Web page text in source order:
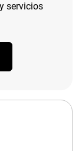
servicios